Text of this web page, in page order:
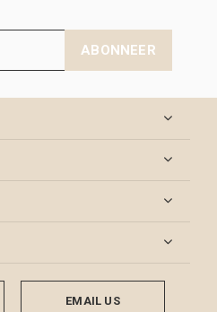
ABONNEER
EMAIL US